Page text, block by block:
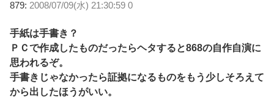
879: 2008/07/09(水) 21:30:59 0
手紙は手書き？
ＰＣで作成したものだったらヘタすると868の自作自演に
思われるぞ。
手書きじゃなかったら証拠になるものをもう少しそろえて
から出したほうがいい。